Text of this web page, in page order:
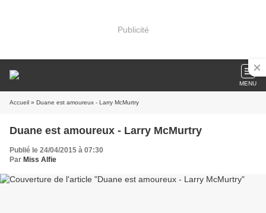
Publicité
MENU
Accueil » Duane est amoureux - Larry McMurtry
Duane est amoureux - Larry McMurtry
Publié le 24/04/2015 à 07:30
Par Miss Alfie